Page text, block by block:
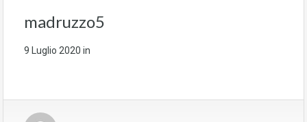
madruzzo5
9 Luglio 2020 in